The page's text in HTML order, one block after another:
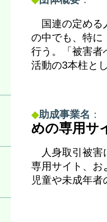
国連の定め
の中でも、特に
行う。「被害者
活動の3本柱と
◆助成事業名 ：
めの専用サ
人身取引被
専用サイト、お
児童や未成年